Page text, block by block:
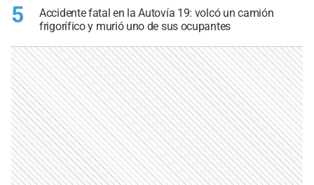
5
Accidente fatal en la Autovía 19: volcó un camión
frigorífico y murió uno de sus ocupantes